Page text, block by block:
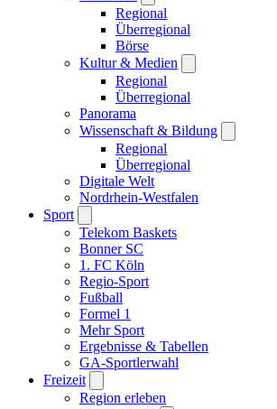
Regional
Überregional
Börse
Kultur & Medien
Regional
Überregional
Panorama
Wissenschaft & Bildung
Regional
Überregional
Digitale Welt
Nordrhein-Westfalen
Sport
Telekom Baskets
Bonner SC
1. FC Köln
Regio-Sport
Fußball
Formel 1
Mehr Sport
Ergebnisse & Tabellen
GA-Sportlerwahl
Freizeit
Region erleben